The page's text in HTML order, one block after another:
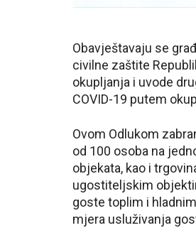
Obavještavaju se
civilne zaštite
okupljanja i uvode
COVID-19 putem
Ovom Odlukom
od 100 osoba na
objekata, kao i
ugostiteljskim
goste toplim i
mjera usluživanja